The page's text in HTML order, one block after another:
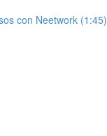
con Neetwork (1:45)